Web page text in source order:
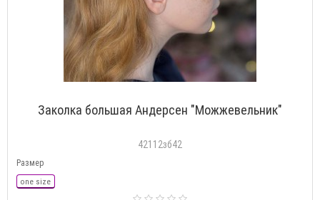
Заколка большая Андерсен "Можжевельник"
42112зб42
Размер
one size